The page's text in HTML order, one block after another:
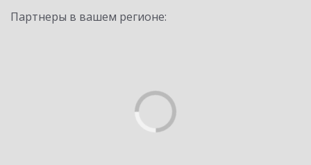
Партнеры в вашем регионе: